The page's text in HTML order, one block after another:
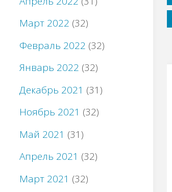
Март 2022 (32)
Февраль 2022 (32)
Январь 2022 (32)
Декабрь 2021 (31)
Ноябрь 2021 (32)
Май 2021 (31)
Апрель 2021 (32)
Март 2021 (32)